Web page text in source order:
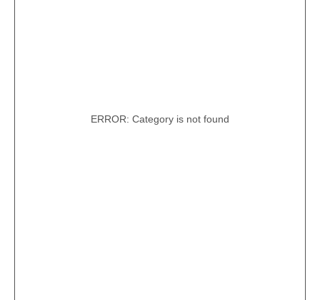
ERROR: Category is not found